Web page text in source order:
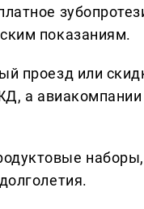
показаниям.
проезд или
а
наборы,